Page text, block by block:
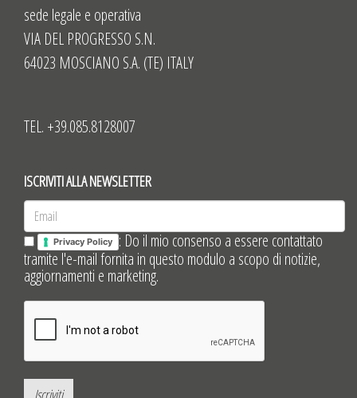
sede legale e operativa
VIA DEL PROGRESSO S.N.
64023 MOSCIANO S.A. (TE) ITALY
TEL. +39.085.8128007
ISCRIVITI ALLA NEWSLETTER
Privacy Policy
: Do il mio consenso a essere contattato
tramite l'e-mail fornita in questo modulo a scopo di notizie,
aggiornamenti e marketing.